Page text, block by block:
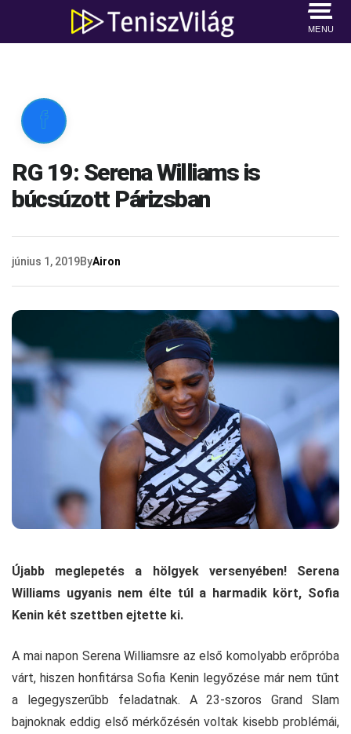
MENU

RG 19: Serena Williams is
búcsúzott Párizsban
június 1, 2019ByAiron
Újabb meglepetés a hölgyek versenyében! Serena
Williams ugyanis nem élte túl a harmadik kört, Sofia
Kenin két szettben ejtette ki.
A mai napon Serena Williamsre az első komolyabb erőpróba
várt, hiszen honfitársa Sofia Kenin legyőzése már nem tűnt
a legegyszerűbb feladatnak. A 23-szoros Grand Slam
bajnoknak eddig első mérkőzésén voltak kisebb problémái,